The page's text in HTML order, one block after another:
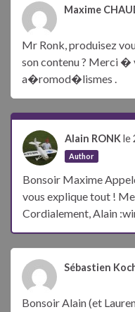
Maxime
Mr Ronk, produisez
son contenu ? Merci
a�romod�lismes .
Alain RONKle
Author
Bonsoir Maxime
vous explique tout !
Cordialement, Alain
Sébastien
Bonsoir Alain (et